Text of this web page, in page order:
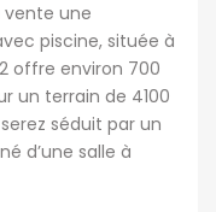
vente une
piscine, située à
offre environ 700
un terrain de 4100
séduit par un
d’une salle à